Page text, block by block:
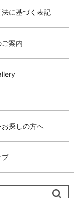
に基づく表記
案内
探しの方へ
プ